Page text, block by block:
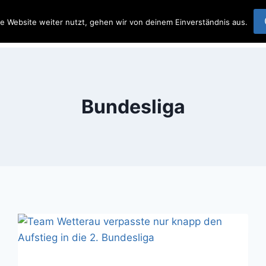
Wetterau Startseite
Bundesliga
Website weiter nutzt, gehen wir von deinem Einverständnis aus.